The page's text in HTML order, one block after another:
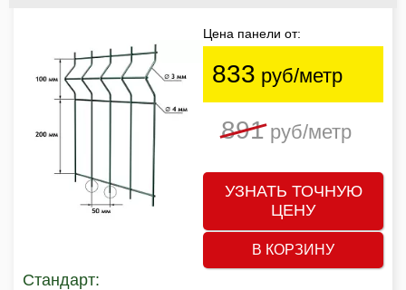
Цена панели от:
833 руб/метр
891руб/метр
УЗНАТЬ ТОЧНУЮ
ЦЕНУ
В КОРЗИНУ
Стандарт: